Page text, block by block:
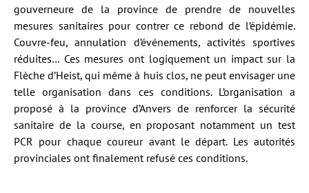
gouverneure de la province de prendre de nouvelles
mesures sanitaires pour contrer ce rebond de l’épidémie.
Couvre-feu, annulation d’événements, activités sportives
réduites… Ces mesures ont logiquement un impact sur la
Flèche d’Heist, qui même à huis clos, ne peut envisager une
telle organisation dans ces conditions. L’organisation a
proposé à la province d’Anvers de renforcer la sécurité
sanitaire de la course, en proposant notamment un test
PCR pour chaque coureur avant le départ. Les autorités
provinciales ont finalement refusé ces conditions.